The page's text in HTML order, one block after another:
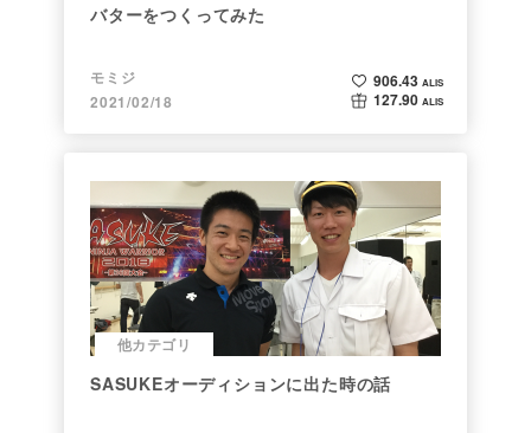
バターをつくってみた
モミジ
2021/02/18
906.43 ALIS
127.90 ALIS
他カテゴリ
SASUKEオーディションに出た時の話